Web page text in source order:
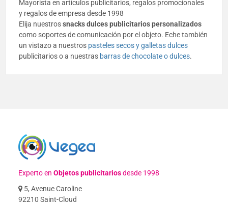
Mayorista en artículos publicitarios, regalos promocionales
y regalos de empresa desde 1998
Elija nuestrossnacks dulces publicitarios personalizados
como soportes de comunicación por el objeto. Eche también
un vistazo a nuestros pasteles secos y galletas dulces
publicitarios o a nuestras barras de chocolate o dulces.
Experto enObjetos publicitariosdesde 1998
5, Avenue Caroline
92210 Saint-Cloud